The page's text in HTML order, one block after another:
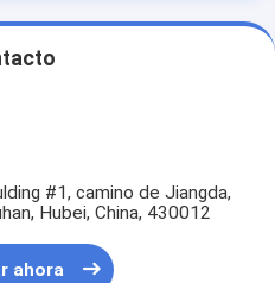
#1, camino de Jiangda,
Hubei, China, 430012
ahora